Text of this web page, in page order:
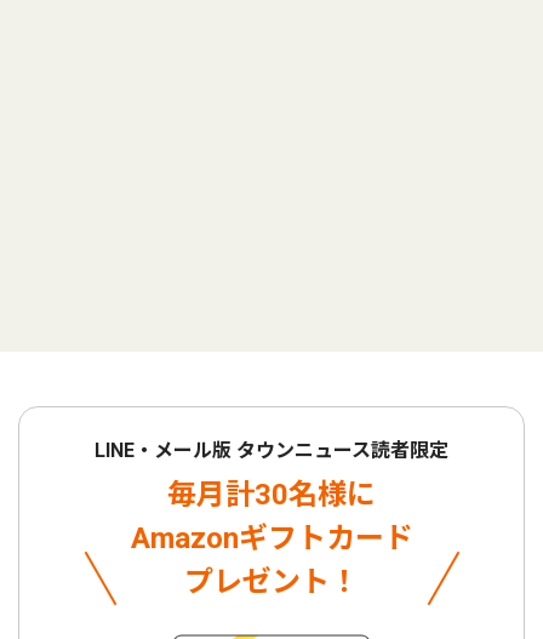
LINE・メール版 タウンニュース読者限定
毎月計30名様に
Amazonギフトカード
プレゼント！